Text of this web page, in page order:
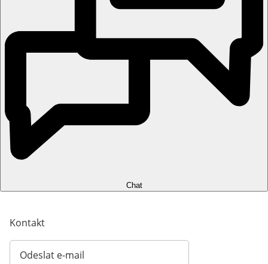
Chat
Kontakt
Odeslat e-mail